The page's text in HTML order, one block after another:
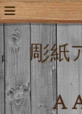
彫紙
A